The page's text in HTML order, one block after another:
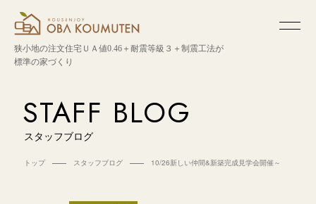
狭小地の注文住宅ＵＡ値0.46＋耐震等級３＋制震工法が
標準の家づくり
STAFF BLOG
スタッフブログ
トップ スタッフブログ 10/26新しい仲間&新築完成見学会開催～